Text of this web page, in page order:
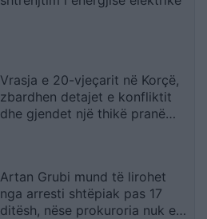
Vrasja e 20-vjeçarit në Korçë,
zbardhen detajet e konfliktit
dhe gjendet një thikë pranë
Artan Grubi mund të lirohet
nga arresti shtëpiak pas 17
ditësh, nëse prokuroria nuk e